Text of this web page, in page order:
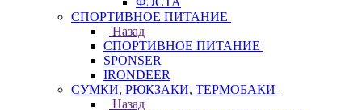
СПОРТИВНОЕ ПИТАНИЕ
Назад
СПОРТИВНОЕ ПИТАНИЕ
SPONSER
IRONDEER
СУМКИ, РЮКЗАКИ, ТЕРМОБАКИ
Назад